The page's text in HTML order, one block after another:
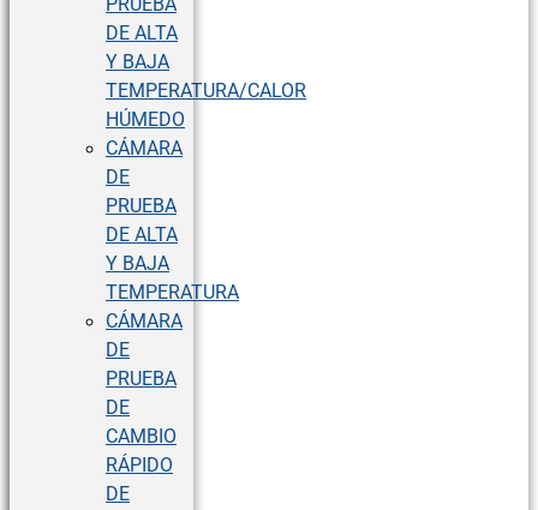
DE ALTA
Y BAJA
TEMPERATURA/CALOR
HÚMEDO
CÁMARA
DE
PRUEBA
DE ALTA
Y BAJA
TEMPERATURA
CÁMARA
DE
PRUEBA
DE
CAMBIO
RÁPIDO
DE